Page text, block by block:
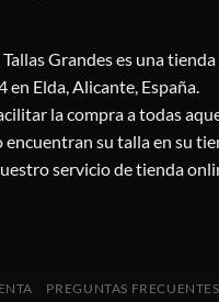
Grandes es una
en Elda, Alicante, España.
la compra a todas
encuentran su talla en su
servicio de tienda
PREGUNTAS FRECUENTES